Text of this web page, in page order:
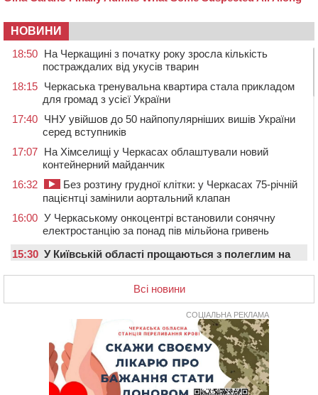
НОВИНИ
18:50 На Черкащині з початку року зросла кількість
постраждалих від укусів тварин
18:15 Черкаська тренувальна квартира стала прикладом
для громад з усієї України
17:40 ЧНУ увійшов до 50 найпопулярніших вишів України
серед вступників
17:07 На Хімселищі у Черкасах облаштували новий
контейнерний майданчик
16:32
Без розтину грудної клітки: у Черкасах 75-річній
пацієнтці замінили аортальний клапан
16:00 У Черкаському онкоцентрі встановили сонячну
електростанцію за понад пів мільйона гривень
15:30 У Київській області прощаються з полеглим на
У Черкасах містяни через нову скляну зупинку і
вирізані дерева потерпають від спеки: Бондаренко
обіцяє масштабне озеленення
Провокував конфлікт і зачинився в автівці: у ТЦК
прокоментували скандал із затриманням
чоловіка у Тальному
У Тальному працівники ТЦК вибили вікно і
Всі новини
СОЦІАЛЬНА РЕКЛАМА